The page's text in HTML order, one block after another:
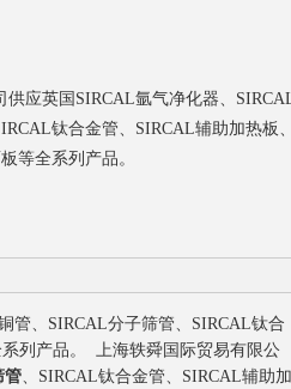
应英国SIRCAL氩气净化器、
钛合金管、SIRCAL辅助加热板、
等全系列产品。
管、SIRCAL分子筛管、SIRCAL钛合
列产品。 上海轶舜国际贸易有限公
管、SIRCAL钛合金管、SIRCAL辅助加